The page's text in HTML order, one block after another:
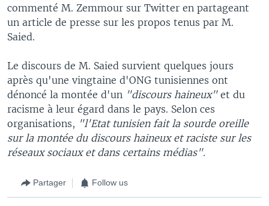
commenté M. Zemmour sur Twitter en partageant
un article de presse sur les propos tenus par M.
Saied.
Le discours de M. Saied survient quelques jours
après qu'une vingtaine d'ONG tunisiennes ont
dénoncé la montée d'un "discours haineux" et du
racisme à leur égard dans le pays. Selon ces
organisations, "l'Etat tunisien fait la sourde oreille
sur la montée du discours haineux et raciste sur les
réseaux sociaux et dans certains médias".
Partager Follow us